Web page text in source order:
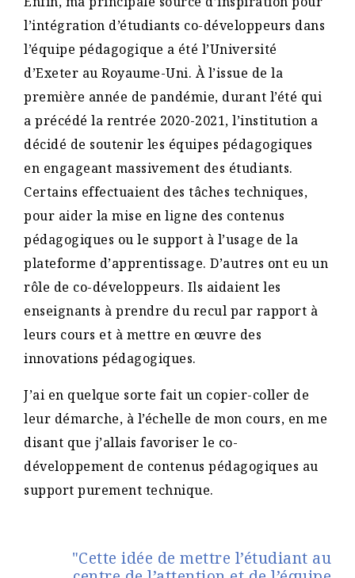
l’intégration d’étudiants co-développeurs dans
l’équipe pédagogique a été l’Université
d’Exeter au Royaume-Uni. À l’issue de la
première année de pandémie, durant l’été qui
a précédé la rentrée 2020-2021, l’institution a
décidé de soutenir les équipes pédagogiques
en engageant massivement des étudiants.
Certains effectuaient des tâches techniques,
pour aider la mise en ligne des contenus
pédagogiques ou le support à l’usage de la
plateforme d’apprentissage. D’autres ont eu un
rôle de co-développeurs. Ils aidaient les
enseignants à prendre du recul par rapport à
leurs cours et à mettre en œuvre des
innovations pédagogiques.
J’ai en quelque sorte fait un copier-coller de
leur démarche, à l’échelle de mon cours, en me
disant que j’allais favoriser le co-
développement de contenus pédagogiques au
support purement technique.
"Cette idée de mettre l’étudiant au